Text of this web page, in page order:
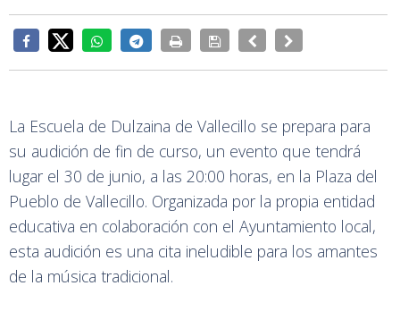
La Escuela de Dulzaina de Vallecillo se prepara para
su audición de fin de curso, un evento que tendrá
lugar el 30 de junio, a las 20:00 horas, en la Plaza del
Pueblo de Vallecillo. Organizada por la propia entidad
educativa en colaboración con el Ayuntamiento local,
esta audición es una cita ineludible para los amantes
de la música tradicional.